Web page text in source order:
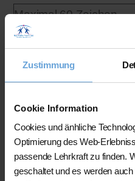
Zustimmung
Cookie Information
Cookies und änhliche
Optimierung des Web-
passende Lehrkraft zu finden.
geschaltet und es werden
Qualifikation und
* Was studierst du oder
* Was zeichnet dich